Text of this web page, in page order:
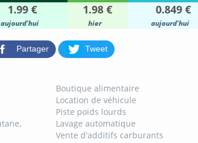
1.99 € 1.98 € 0.849 €
aujourd'hui hier aujourd'hui
Partager Tweet
Boutique alimentaire
Location de véhicule
Piste poids lourds
Lavage automatique
Vente d'additifs carburants